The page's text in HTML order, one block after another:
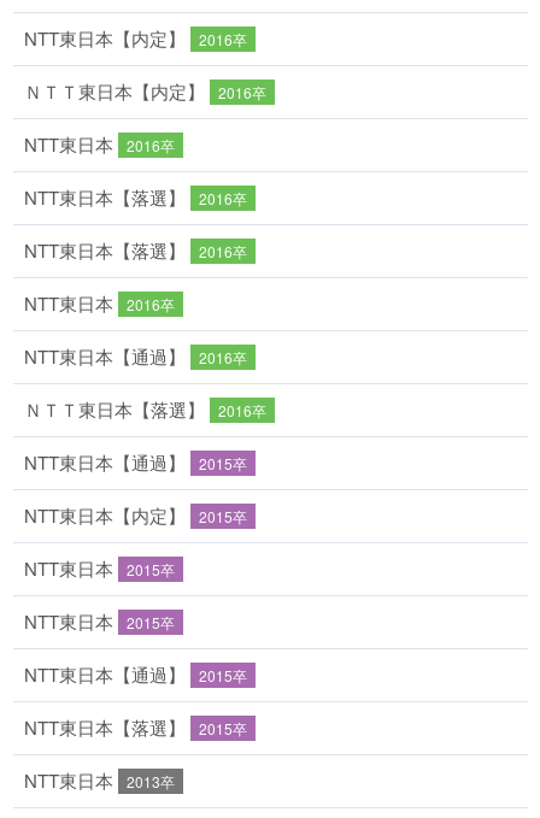
NTT東日本【内定】 2016卒
ＮＴＴ東日本【内定】 2016卒
NTT東日本 2016卒
NTT東日本【落選】 2016卒
NTT東日本【落選】 2016卒
NTT東日本 2016卒
NTT東日本【通過】 2016卒
ＮＴＴ東日本【落選】 2016卒
NTT東日本【通過】 2015卒
NTT東日本【内定】 2015卒
NTT東日本 2015卒
NTT東日本 2015卒
NTT東日本【通過】 2015卒
NTT東日本【落選】 2015卒
NTT東日本 2013卒